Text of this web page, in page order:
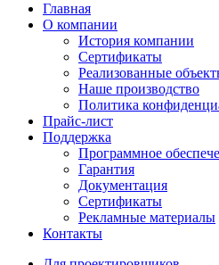
Главная
О компании
История компании
Сертификаты
Реализованные
Наше производство
Политика
Прайс-лист
Поддержка
Программное
Гарантия
Документация
Сертификаты
Рекламные материалы
Контакты